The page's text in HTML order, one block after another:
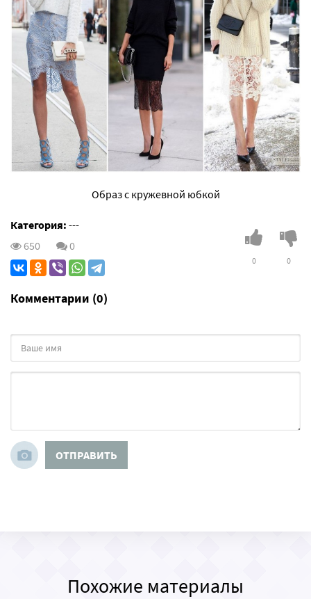
Образ с кружевной юбкой
Категория: ---
650
0
0 0
Комментарии (0)
ОТПРАВИТЬ
Похожие материалы